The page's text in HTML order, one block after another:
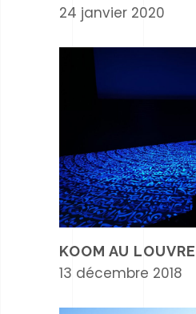
24 janvier 2020
KOOM AU
13 décembre 2018